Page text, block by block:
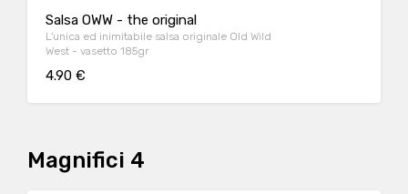
Salsa OWW - the original
L'unica ed inimitabile salsa originale Old Wild
West - vasetto 185gr
4.90 €
Magnifici 4